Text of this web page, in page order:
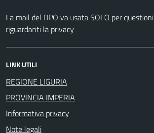
La mail del DPO va usata SOLO per questioni
riguardanti la privacy
LINK UTILI
REGIONE LIGURIA
PROVINCIA IMPERIA
Informativa privacy
Note legali